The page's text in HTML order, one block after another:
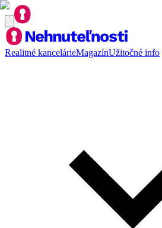
Realitné kancelárieMagazínUžitočné info